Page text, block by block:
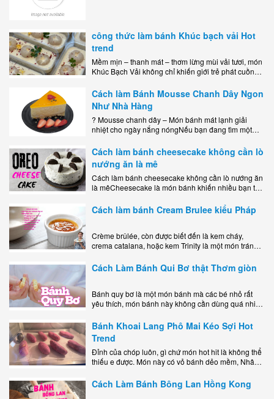
công thức làm bánh Khúc bạch vải Hot
trend
Mềm mịn – thanh mát – thơm lừng mùi vải tươi, món
Khúc Bạch Vải không chỉ khiến giới trẻ phát cuồng
Cách làm Bánh Mousse Chanh Dây Ngon
Như Nhà Hàng
? Mousse chanh dây – Món bánh mát lạnh giải
nhiệt cho ngày nắng nóngNếu bạn đang tìm một
dễ..
Cách làm bánh cheesecake không cần lò
nướng ăn là mê
Cách làm bánh cheesecake không cần lò nướng ăn
là mêCheesecake là món bánh khiến nhiều bạn trẻ
kem..
Cách làm bánh Cream Brulee kiểu Pháp
Crème brûlée, còn được biết đến là kem cháy,
crema catalana, hoặc kem Trinity là một món tráng
lớp..
Cách Làm Bánh Qui Bơ thật Thơm giòn
Bánh quy bơ là một món bánh mà các bé nhỏ rất
yêu thích, món bánh này không cần dùng quá nhiều
Bánh Khoai Lang Phô Mai Kéo Sợi Hot
Trend
Đỉnh của chóp luôn, gì chứ món hot hit là không thể
thiếu e được. Món này có vỏ bánh dẻo mềm, Nhân
Cách Làm Bánh Bông Lan Hồng Kong